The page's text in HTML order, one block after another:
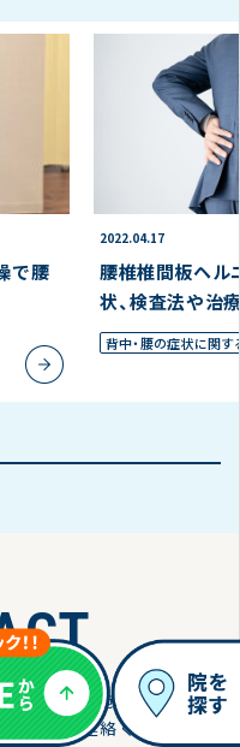
で腰
2022.04.17
腰椎椎間板ヘル
状、検査法や治
背中・腰の症状に関す
、最適な施術をご提
気軽にご連絡くださ